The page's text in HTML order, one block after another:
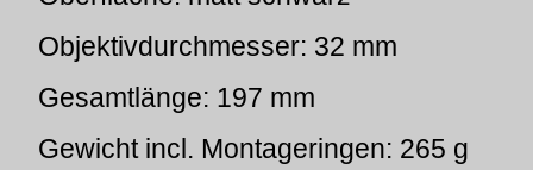
Objektivdurchmesser: 32 mm
Gesamtlänge: 197 mm
Gewicht incl. Montageringen: 265 g